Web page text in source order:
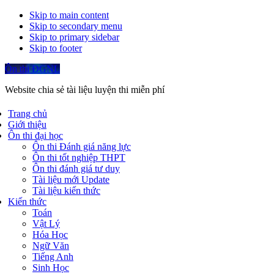
Skip to main content
Skip to secondary menu
Skip to primary sidebar
Skip to footer
Ôn thi ĐGNL
Website chia sẻ tài liệu luyện thi miễn phí
Trang chủ
Giới thiệu
Ôn thi đại học
Ôn thi Đánh giá năng lực
Ôn thi tốt nghiệp THPT
Ôn thi đánh giá tư duy
Tài liệu mới Update
Tài liệu kiến thức
Kiến thức
Toán
Vật Lý
Hóa Học
Ngữ Văn
Tiếng Anh
Sinh Học